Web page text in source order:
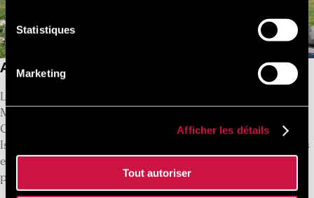
Statistiques
Marketing
Afficher les détails
Tout autoriser
Aquarium de Rhodes
L’Aquarium de Rhodes a été fondé en 1934 à l’initiative de
Mario Lago lors de l’occupation italienne du Dodécanèse.
C’était à l’origine un centre de recherche appelé Reale
Istituto di Ricerche Biologiche di Rodi. Il a ouvert ses portes
en 1937, étudiant l’hydrobiologie, les éponges et les
pêcheries de la Mer Egée.